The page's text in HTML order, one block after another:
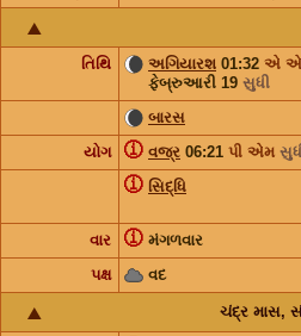
તિથિ અગિયારશ 01:32 એ
ફેબ્રુઆરી 19 સુધી
બારસ
યોગ
વજ્ર 06:21 પી એમ
ⓘ
સિદ્ધિ
ⓘ
વાર મંગળવાર
ⓘ
પક્ષ વદ
ચંદ્ર માસ,